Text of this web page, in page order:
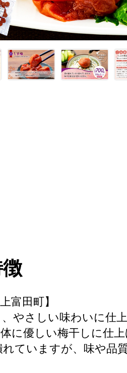
富田町】
やさしい味わいに仕
に優しい梅干しに仕上
ていますが、味や品